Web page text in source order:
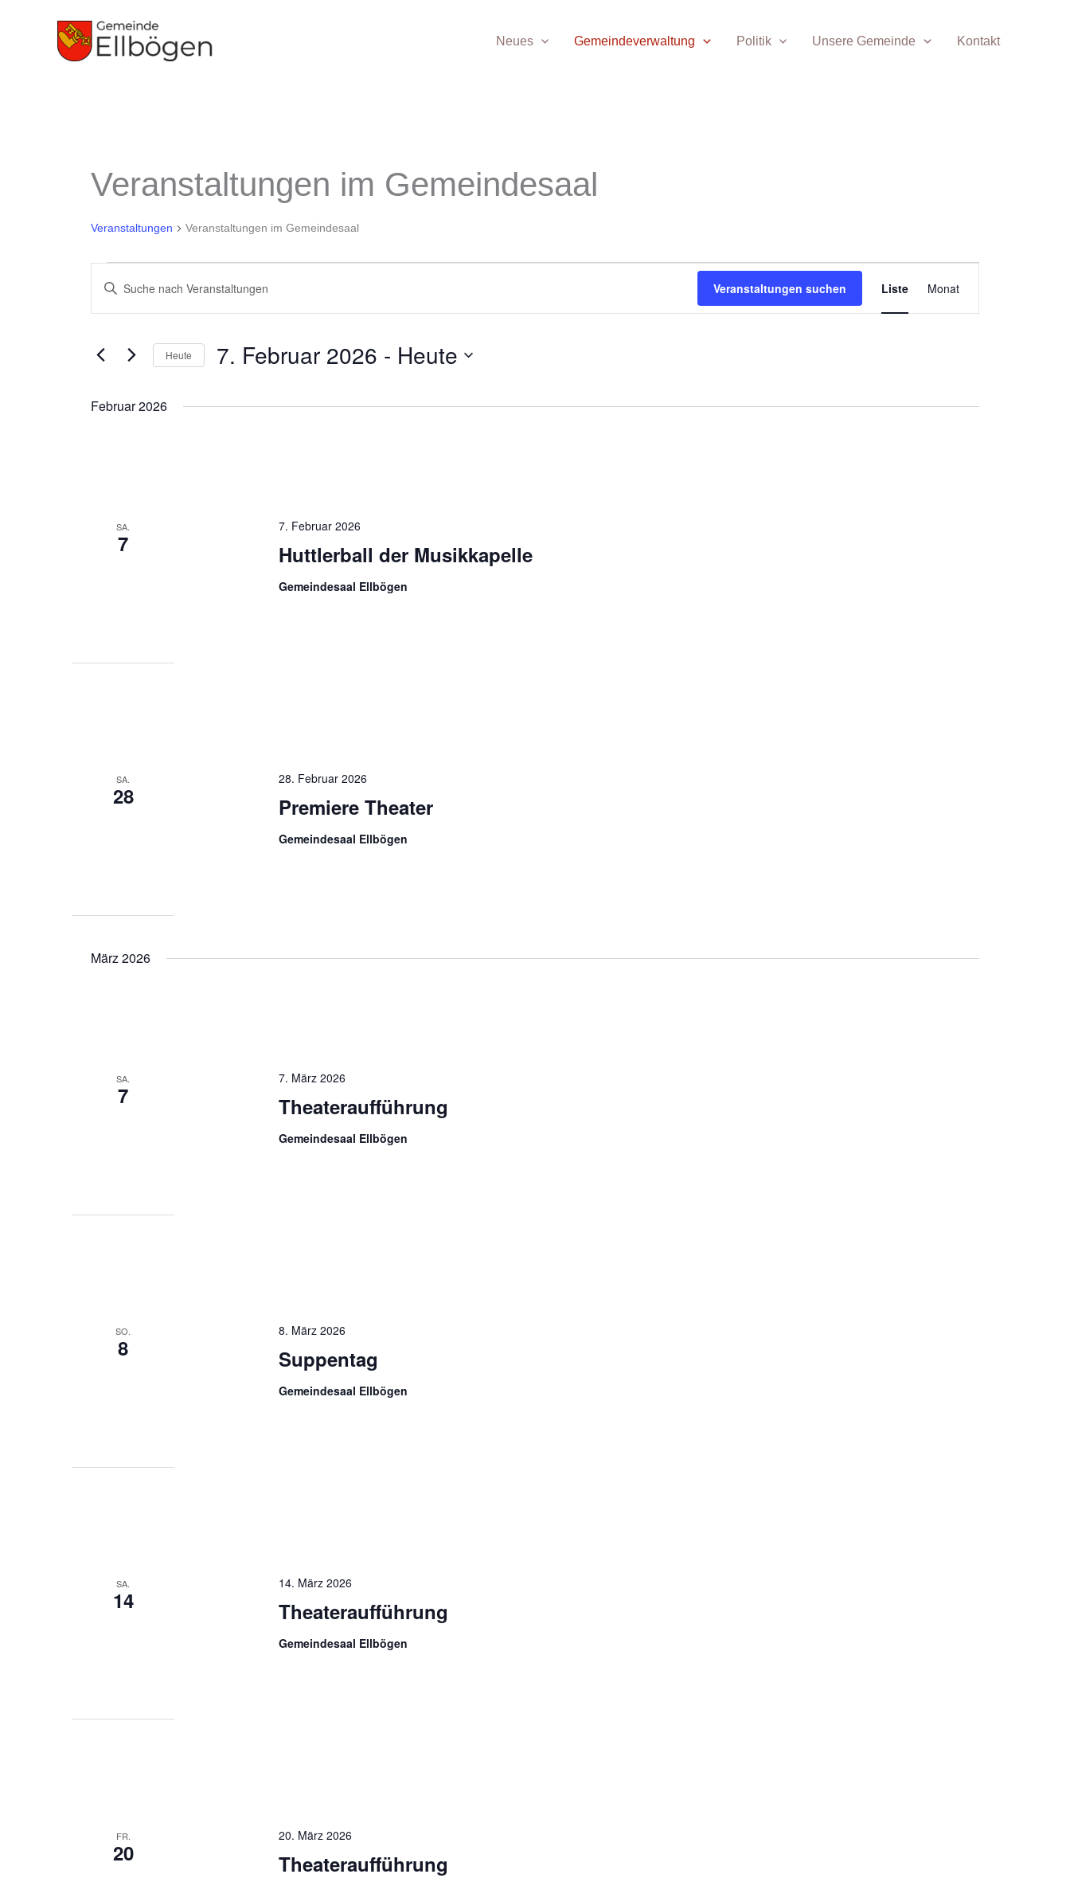
Neues Gemeindeverwaltung Politik Unsere Gemeinde Kontakt
Veranstaltungen im Gemeindesaal
Veranstaltungen Veranstaltungen im Gemeindesaal
Veranstaltungen
Suche
und
Navigation
Bitte
Suche
Schlüsselwort.
Veranstaltungen suchen
Ansichten-
Navigation
Liste Monat
Heute 7. Februar 2026 - Heute
Februar 2026
SA.
7 Huttlerball der Musikkapelle
7. Februar 2026
Gemeindesaal Ellbögen
SA.
28 Premiere Theater
28. Februar 2026
Gemeindesaal Ellbögen
März 2026
SA.
7 Theateraufführung
7. März 2026
Gemeindesaal Ellbögen
SO.
8 Suppentag
8. März 2026
Gemeindesaal Ellbögen
SA.
14 Theateraufführung
14. März 2026
Gemeindesaal Ellbögen
FR.
20 Theateraufführung
20. März 2026